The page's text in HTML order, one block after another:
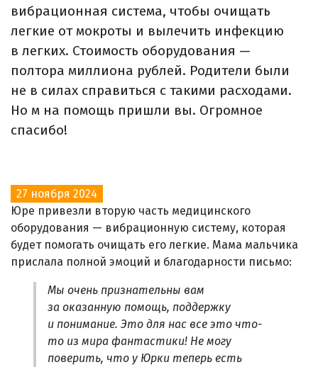
вибрационная система, чтобы очищать
легкие от мокроты и вылечить инфекцию
в легких. Стоимость оборудования —
полтора миллиона рублей. Родители были
не в силах справиться с такими расходами.
Но м на помощь пришли вы. Огромное
спасибо!
27 ноября 2024
Юре привезли вторую часть медицинского
оборудования — вибрационную систему, которая
будет помогать очищать его легкие. Мама мальчика
прислала полной эмоций и благодарности письмо:
Мы очень признательны вам
за оказанную помощь, поддержку
и понимание. Это для нас все это что-
то из мира фантастики! Не могу
поверить, что у Юрки теперь есть